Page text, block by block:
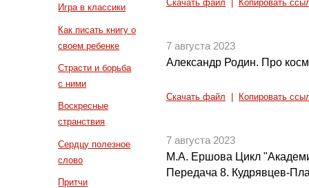
Игра в классики
Как писать книгу о
своем ребенке
Страсти и борьба
с ними
Воскресные
странствия
Сердцу полезное
слово
Притчи
Скачать файл Копировать
7 августа 2023
Александр Родин. Про
Скачать файл Копировать
7 августа 2023
М.А. Ершова Цикл
Передача 8. Кудрявцев-